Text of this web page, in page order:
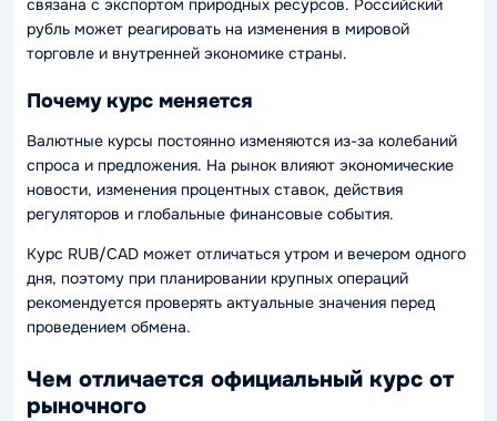
рубль может реагировать на изменения в мировой
торговле и внутренней экономике страны.
Почему курс меняется
Валютные курсы постоянно изменяются из-за колебаний
спроса и предложения. На рынок влияют экономические
новости, изменения процентных ставок, действия
регуляторов и глобальные финансовые события.
Курс RUB/CAD может отличаться утром и вечером одного
дня, поэтому при планировании крупных операций
рекомендуется проверять актуальные значения перед
проведением обмена.
Чем отличается официальный курс от
рыночного